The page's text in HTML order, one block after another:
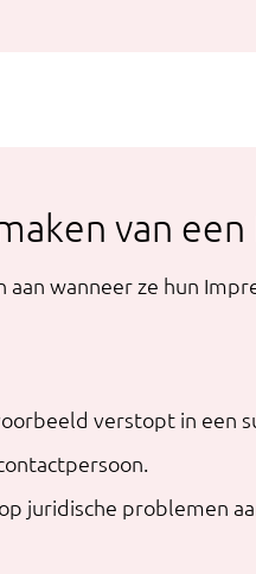
van een
wanneer ze hun
verstopt in een
juridische problemen